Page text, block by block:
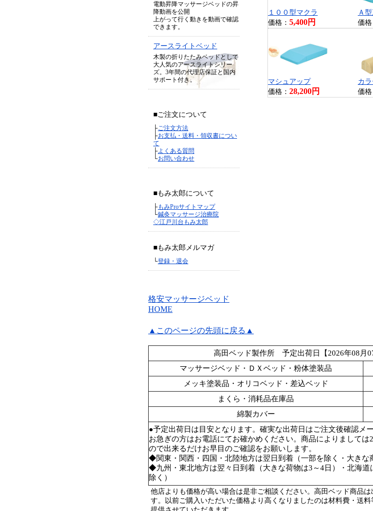
電動昇降マッサージベッドの昇
降動画を公開
上がって行く動きを動画で確認
できます。
アースライトベッド
木製の折りたたみベッドとして
大人気のアースライトシリー
ズ。3年間の代理店保証と国内
サポート付き。
■ご注文について
├ご注文方法
├お支払・送料・領収書につい
て
├よくある質問
└お問い合わせ
■もみ太郎について
├もみProサイトマップ
└鍼灸マッサージ治療院
◇江戸川台もみ太郎
■もみ太郎メルマガ
└登録・退会
格安マッサージベッド
HOME
１００型マクラ
価格： 5,400円
Ａ
価格
マシュアップ
価格： 28,200円
カ
価格
▲このページの先頭に戻る▲
高田ベッド製作所 予定出荷日【2026年08月
マッサージベッド・ＤＸベッド・粉体塗装品
メッキ塗装品・オリコベッド・差込ベッド
まくら・消耗品在庫品
綿製カバー
●予定出荷日は目安となります。確実な出荷日はご注文後確認メ
お急ぎの方はお電話にてお確かめください。商品によりまして
ので出来るだけお早目のご確認をお願いします。
◆関東・関西・四国・北陸地方は翌日到着（一部を除く・大きな
◆九州・東北地方は翌々日到着（大きな荷物は3～4日）・北海道
除く）
他店よりも価格が高い場合は是非ご相談ください。高田ベッド商品
す。以前ご購入いただいた価格より高くなりましたのは材料費・送